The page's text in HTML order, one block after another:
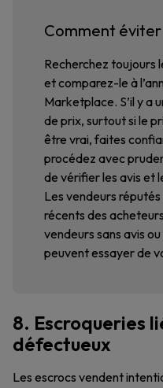
Comment
Recherchez toujours
et comparez-le à
Marketplace. S’il y a
de prix, surtout si le
être vrai, faites
procédez avec
de vérifier les avis et
Les vendeurs
récents des
vendeurs sans avis
peuvent essayer de
8. Escroqueries
défectueux
Les escrocs vendent